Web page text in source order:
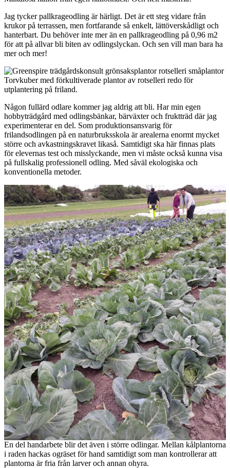
Jag tycker pallkrageodling är härligt. Det är ett steg vidare från
krukor på terrassen, men fortfarande så enkelt, lättöverskådligt och
hanterbart. Du behöver inte mer än en pallkrageodling på 0,96 m2
för att på allvar bli biten av odlingslyckan. Och sen vill man bara ha
mer och mer!
Torvkuber med förkultiverade plantor av rotselleri redo för
utplantering på friland.
Någon fullärd odlare kommer jag aldrig att bli. Har min egen
hobbyträdgård med odlingsbänkar, bärväxter och fruktträd där jag
experimenterar en del. Som produktionsansvarig för
frilandsodlingen på en naturbruksskola är arealerna enormt mycket
större och avkastningskravet likaså. Samtidigt ska här finnas plats
för elevernas test och misslyckande, men vi måste också kunna visa
på fullskalig professionell odling. Med såväl ekologiska och
konventionella metoder.
En del handarbete blir det även i större odlingar. Mellan kålplantorna
i raden hackas ogräset för hand samtidigt som man kontrollerar att
plantorna är fria från larver och annan ohyra.